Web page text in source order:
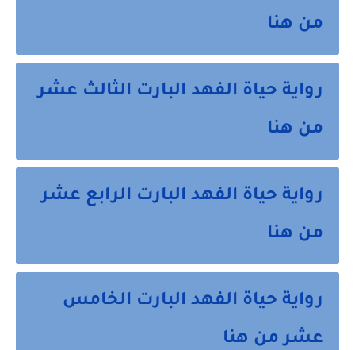
من هنا
رواية حياة الفهد البارت الثالث عشر
من هنا
رواية حياة الفهد البارت الرابع عشر
من هنا
رواية حياة الفهد البارت الخامس
عشر من هنا